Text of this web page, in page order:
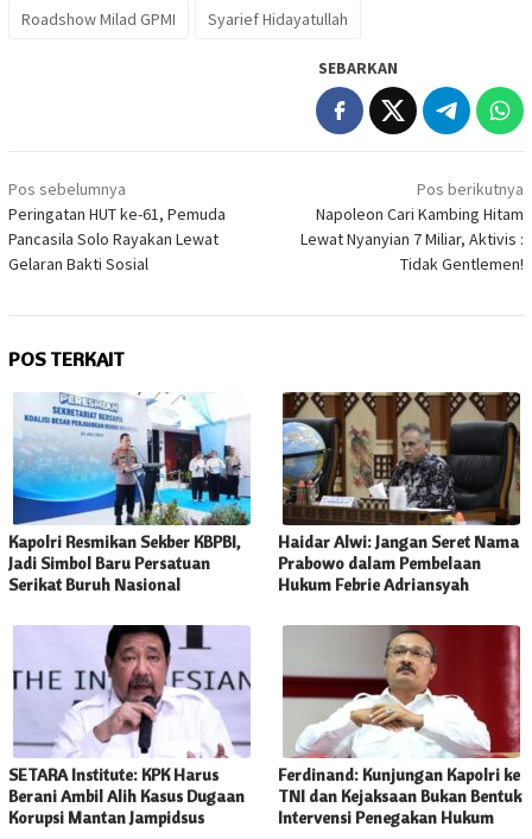
Roadshow Milad GPMI
Syarief Hidayatullah
SEBARKAN
Navigasi
pos
Pos sebelumnya
Peringatan HUT ke-61, Pemuda
Pancasila Solo Rayakan Lewat
Gelaran Bakti Sosial
Pos berikutnya
Napoleon Cari Kambing Hitam
Lewat Nyanyian 7 Miliar, Aktivis :
Tidak Gentlemen!
POS TERKAIT
Kapolri Resmikan Sekber KBPBI,
Jadi Simbol Baru Persatuan
Serikat Buruh Nasional
Haidar Alwi: Jangan Seret Nama
Prabowo dalam Pembelaan
Hukum Febrie Adriansyah
SETARA Institute: KPK Harus
Berani Ambil Alih Kasus Dugaan
Korupsi Mantan Jampidsus
Ferdinand: Kunjungan Kapolri ke
TNI dan Kejaksaan Bukan Bentuk
Intervensi Penegakan Hukum